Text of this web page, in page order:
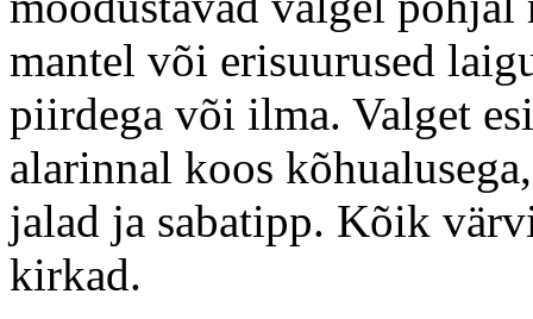
mantel või erisuurused
piirdega või ilma. Valget
alarinnal koos
jalad ja sabatipp. Kõik
kirkad.